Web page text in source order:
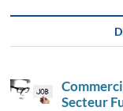
Secteur